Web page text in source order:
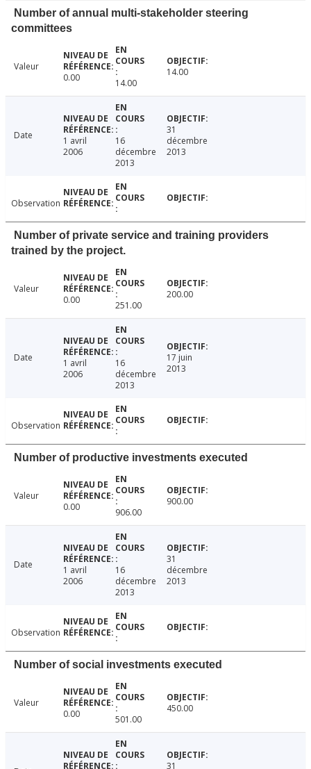
Number of annual multi-stakeholder steering
committees
Valeur
0.00
14.00
14.00
Date
1 avril
2006
16
décembre
2013
31
décembre
2013
Observation
Number of private service and training providers
trained by the project.
Valeur
0.00
251.00
200.00
Date
1 avril
2006
16
décembre
2013
17 juin
2013
Observation
Number of productive investments executed
Valeur
0.00
906.00
900.00
Date
1 avril
2006
16
décembre
2013
31
décembre
2013
Observation
Number of social investments executed
Valeur
0.00
501.00
450.00
31